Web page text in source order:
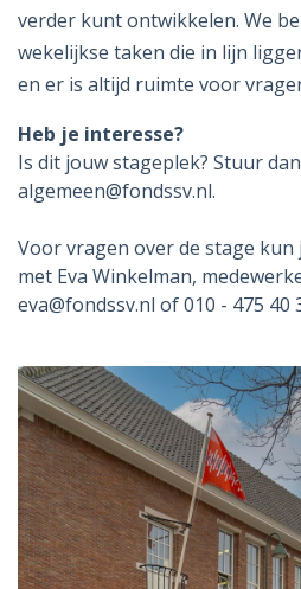
verder kunt ontwikkelen. We
wekelijkse taken die in lijn
en er is altijd ruimte voor
Heb je interesse?
Is dit jouw stageplek? Stuur
algemeen@fondssv.nl.
Voor vragen over de stage kun
met Eva Winkelman,
eva@fondssv.nl of 010 - 475 40